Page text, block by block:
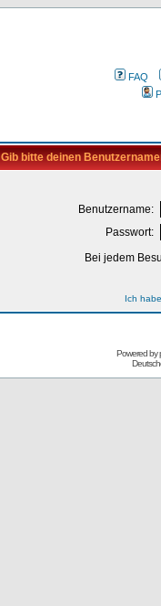
FAQ
Gib bitte deinen
Benutzername:
Passwort:
Bei jedem
Ich
Powered by